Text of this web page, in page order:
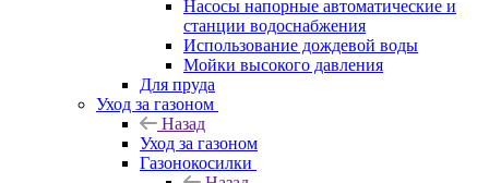
Насосы напорные автоматические и
станции водоснабжения
Использование дождевой воды
Мойки высокого давления
Для пруда
Уход за газоном
Назад
Уход за газоном
Газонокосилки